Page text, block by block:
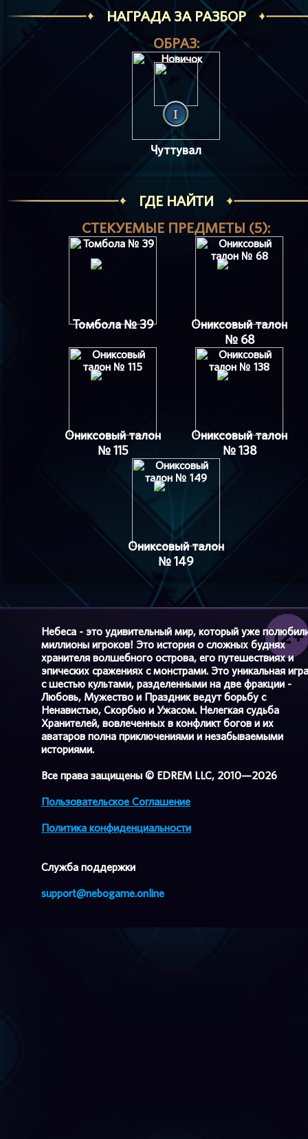
НАГРАДА ЗА РАЗБОР
ОБРАЗ:
Чуттувал
ГДЕ НАЙТИ
СТЕКУЕМЫЕ ПРЕДМЕТЫ (5):
Томбола № 39
Ониксовый талон
№ 68
Ониксовый талон
№ 115
Ониксовый талон
№ 138
Ониксовый талон
№ 149
Небеса - это удивительный мир, который уже
миллионы игроков! Это история о сложных буднях
хранителя волшебного острова, его путешествиях и
эпических сражениях с монстрами. Это уникальная игра
с шестью культами, разделенными на две фракции -
Любовь, Мужество и Праздник ведут борьбу с
Ненавистью, Скорбью и Ужасом. Нелегкая судьба
Хранителей, вовлеченных в конфликт богов и их
аватаров полна приключениями и незабываемыми
историями.
Все права защищены © EDREM LLC, 2010—2026
Пользовательское Соглашение
Политика конфиденциальности
Cлужба поддержки
support@nebogame.online